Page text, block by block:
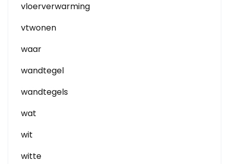
vloerverwarming
vtwonen
waar
wandtegel
wandtegels
wat
wit
witte